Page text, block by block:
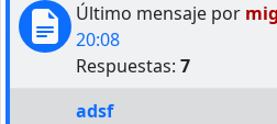
Último mensaje por
20:08
Respuestas: 7
adsf